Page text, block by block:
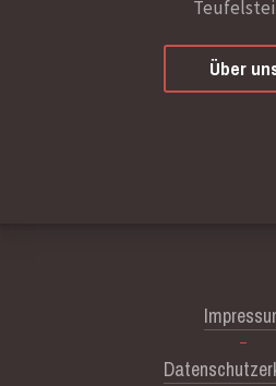
Über